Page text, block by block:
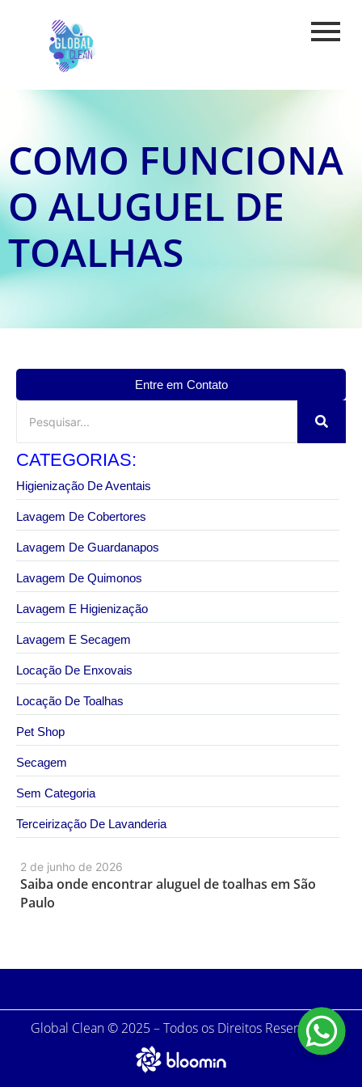
COMO FUNCIONA
O ALUGUEL DE
TOALHAS
2 de junho de 2026
Saiba onde encontrar aluguel de toalhas em São
Paulo
Entre em Contato
CATEGORIAS:
Higienização De Aventais
Lavagem De Cobertores
Lavagem De Guardanapos
Lavagem De Quimonos
Lavagem E Higienização
Lavagem E Secagem
Locação De Enxovais
Locação De Toalhas
Pet Shop
Secagem
Sem Categoria
Terceirização De Lavanderia
Global Clean © 2025 – Todos os Direitos Reservados